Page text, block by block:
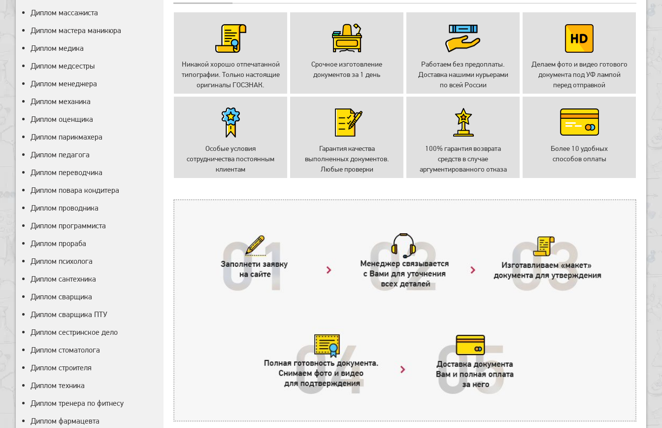
Никакой хорошо отпечатанной
типографии. Только настоящие
оригиналы ГОСЗНАК.
Срочное изготовление
документов за 1 день
Работаем без предоплаты.
Доставка нашими курьерами
по всей России
Делаем фото и видео готового
документа под УФ лампой
перед отправкой
Особые условия
сотрудничества постоянным
клиентам
Гарантия качества
выполненных документов.
Любые проверки
100% гарантия возврата
средств в случае
аргументированного отказа
Более 10 удобных
способов оплаты
Диплом массажиста
Диплом мастера маникюра
Диплом медика
Диплом медсестры
Диплом менеджера
Диплом механика
Диплом оценщика
Диплом парикмахера
Диплом педагога
Диплом переводчика
Диплом повара кондитера
Диплом проводника
Диплом программиста
Диплом прораба
Диплом психолога
Диплом сантехника
Диплом сварщика
Диплом сварщика ПТУ
Диплом сестринское дело
Диплом стоматолога
Диплом строителя
Диплом техника
Диплом тренера по фитнесу
Диплом фармацевта